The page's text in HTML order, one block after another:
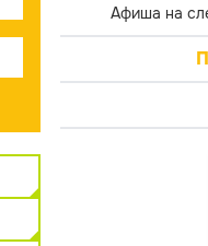
Афиша на